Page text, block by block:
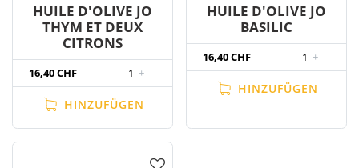
HUILE D'OLIVE JO
THYM ET DEUX
CITRONS
16,40 CHF - 1 +
HINZUFÜGEN
HUILE D'OLIVE JO
BASILIC
16,40 CHF - 1 +
HINZUFÜGEN